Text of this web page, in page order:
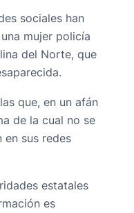
sociales han
mujer policía
del Norte, que
que, en un afán
de la cual no se
en sus redes
estatales
es